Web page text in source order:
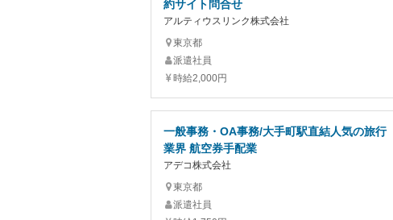
約サイト問合せ
アルティウスリンク株式会社
東京都
派遣社員
時給2,000円
一般事務・OA事務/大手町駅直結人気の旅行
業界 航空券手配業
アデコ株式会社
東京都
派遣社員